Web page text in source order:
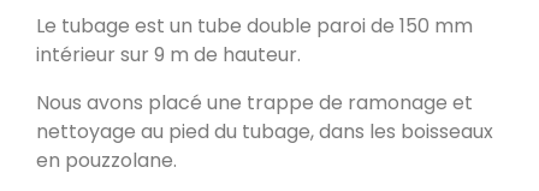
fumées vers le bas
Valleraugue 30570
Le tubage est un tube double paroi de 150 mm
intérieur sur 9 m de hauteur.
Nous avons placé une trappe de ramonage et
nettoyage au pied du tubage, dans les boisseaux
en pouzzolane.